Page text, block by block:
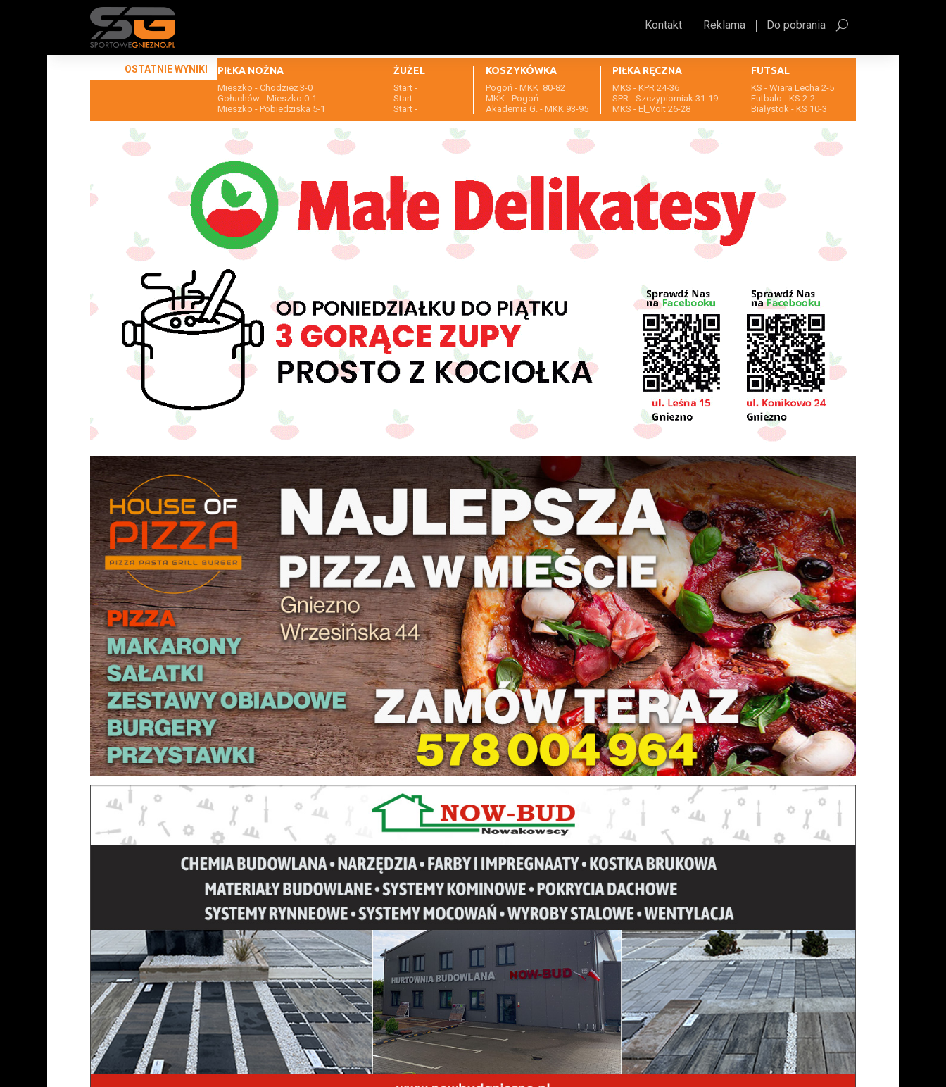
Kontakt Reklama Do pobrania
OSTATNIE WYNIKI PIŁKA NOŻNA
Mieszko - Chodzież 3-0
Gołuchów - Mieszko 0-1
Mieszko - Pobiedziska 5-1
ŻUŻEL
Start -
Start -
Start -
KOSZYKÓWKA
Pogoń - MKK 80-82
MKK - Pogoń
Akademia G. - MKK 93-95
PIŁKA RĘCZNA
MKS - KPR 24-36
SPR - Szczypiorniak 31-19
MKS - El_Volt 26-28
FUTSAL
KS - Wiara Lecha 2-5
Futbalo - KS 2-2
Białystok - KS 10-3